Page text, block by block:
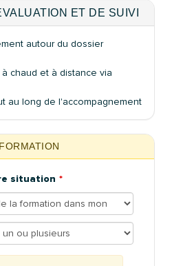
ET DE SUIVI
autour du dossier
chaud et à distance via
au long de l'accompagnement
situation